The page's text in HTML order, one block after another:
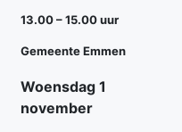
13.00 – 15.00 uur
Gemeente Emmen
Woensdag 1
november